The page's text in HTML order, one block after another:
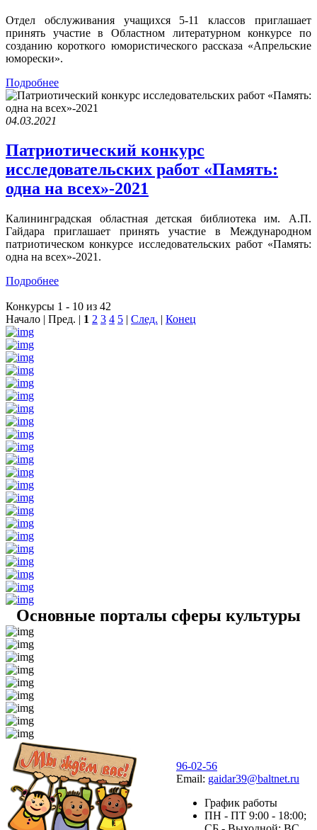
Отдел обслуживания учащихся 5-11 классов приглашает
принять участие в Областном литературном конкурсе по
созданию короткого юмористического рассказа «Апрельские
юморески».
Подробнее
04.03.2021
Патриотический конкурс
исследовательских работ «Память:
одна на всех»-2021
Калининградская областная детская библиотека им. А.П.
Гайдара приглашает принять участие в Международном
патриотическом конкурсе исследовательских работ «Память:
одна на всех»-2021.
Подробнее
Конкурсы 1 - 10 из 42
Начало | Пред. | 1 2 3 4 5 | След. | Конец
Основные порталы сферы культуры
96-02-56
Email: gaidar39@baltnet.ru
График работы
ПН - ПТ 9:00 - 18:00;